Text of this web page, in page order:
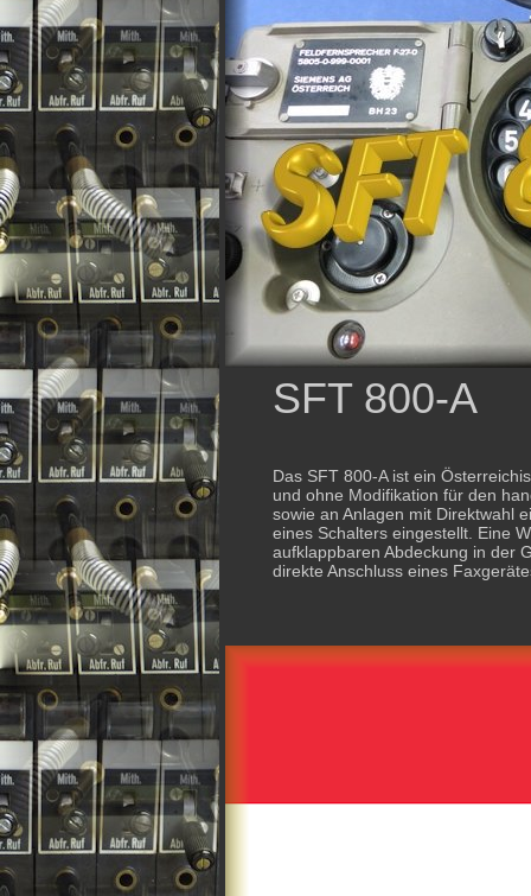
SFT 800-A
Das SFT 800-A ist ein
und ohne Modifikation für den
sowie an Anlagen mit Direktwahl
eines Schalters eingestellt. Eine
aufklappbaren Abdeckung in der
direkte Anschluss eines